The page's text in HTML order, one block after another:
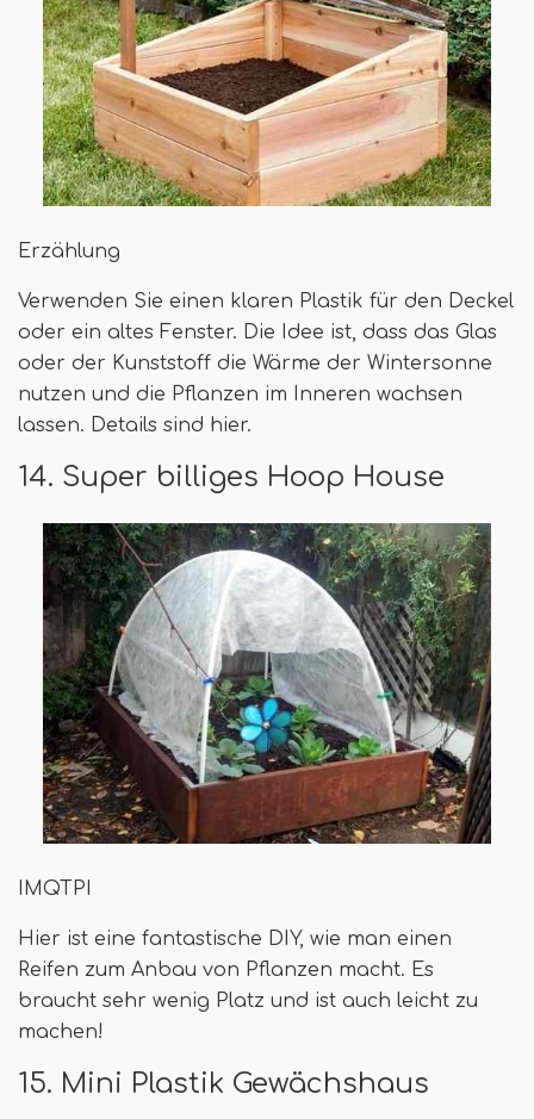
Erzählung
Verwenden Sie einen klaren Plastik für den Deckel
oder ein altes Fenster. Die Idee ist, dass das Glas
oder der Kunststoff die Wärme der Wintersonne
nutzen und die Pflanzen im Inneren wachsen
lassen. Details sind hier.
14. Super billiges Hoop House
IMQTPI
Hier ist eine fantastische DIY, wie man einen
Reifen zum Anbau von Pflanzen macht. Es
braucht sehr wenig Platz und ist auch leicht zu
machen!
15. Mini Plastik Gewächshaus